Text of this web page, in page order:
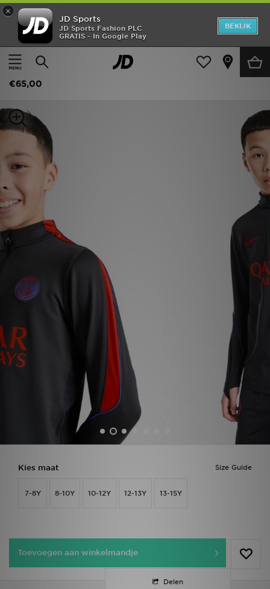
×
JD Sports
JD Sports Fashion PLC
GRATIS - In Google Play
BEKIJK
Thuis
Kids Junior Kleding (8-15 jaar) Replica outfits
Nike Paris Saint Germain Strike Drill Top Junior
€65,00
Size Guide
Kies maat
7-8Y 8-10Y 10-12Y 12-13Y 13-15Y
Toevoegen aan winkelmandje
Delen
New In
Heren
Collecties
Merken
Voetbal
OFFERS
Winkel Zoeken
Bestelling Traceren
Mijn JD